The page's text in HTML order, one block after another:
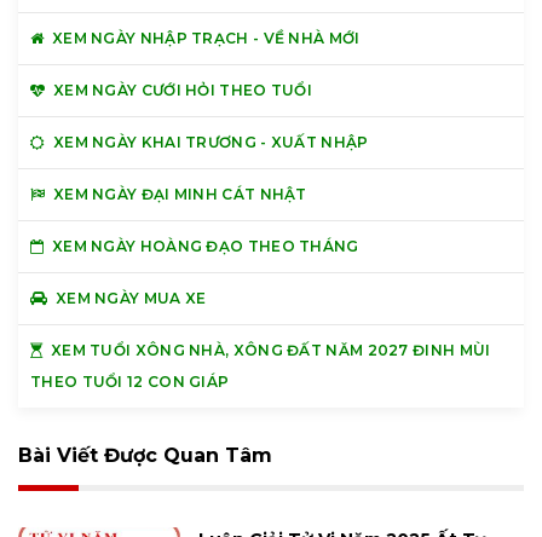
XEM NGÀY NHẬP TRẠCH - VỀ NHÀ MỚI
XEM NGÀY CƯỚI HỎI THEO TUỔI
XEM NGÀY KHAI TRƯƠNG - XUẤT NHẬP
XEM NGÀY ĐẠI MINH CÁT NHẬT
XEM NGÀY HOÀNG ĐẠO THEO THÁNG
XEM NGÀY MUA XE
XEM TUỔI XÔNG NHÀ, XÔNG ĐẤT NĂM 2027 ĐINH MÙI
THEO TUỔI 12 CON GIÁP
Bài Viết Được Quan Tâm